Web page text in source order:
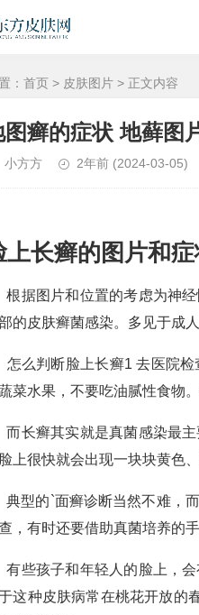
： 首页 > 皮肤图片 > 正文内容
图癣的症状 地藓图
小方方 2年前 (2024-03-05)
上长癣的图片和
根据图片和位置的考虑为神
的皮肤癣菌感染。多见于成
怎么判断脸上长癣1 去医院
菜水果，不要吃油腻性食物
而长癣其实就是真菌感染最
上很快就会出现一块块黄色
典型的`面癣诊断当然不难，
，有时还要借助真菌培养的
有些孩子和年轻人的脸上，
这种皮肤病常在桃花开放的